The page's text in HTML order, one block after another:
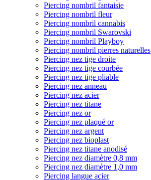
Piercing nombril fantaisie
Piercing nombril fleur
Piercing nombril cannabis
Piercing nombril Swarovski
Piercing nombril Playboy
Piercing nombril pierres naturelles
Piercing nez tige droite
Piercing nez tige courbée
Piercing nez tige pliable
Piercing nez anneau
Piercing nez acier
Piercing nez titane
Piercing nez or
Piercing nez plaqué or
Piercing nez argent
Piercing nez bioplast
Piercing nez titane anodisé
Piercing nez diamètre 0,8 mm
Piercing nez diamètre 1,0 mm
Piercing langue acier